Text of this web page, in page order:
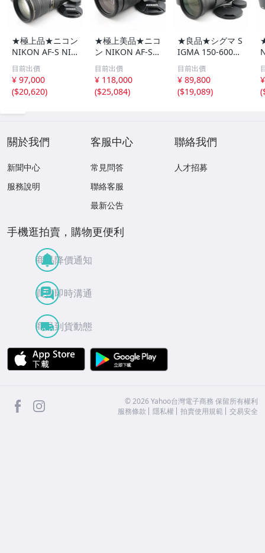
★極上品★ニコン
NIKON AF-S NIK
KOR 70-200mm
F2.8G ED VR II★
I0763＃5506
目前出價
¥ 97,000
($20,620)
★極上美品★ニコ
ン NIKON AF-S
NIKKOR 200-500
mm F5.6E ED VR
★ I0790＃5487
目前出價
¥ 118,000
($25,084)
★良品★シグマ S
IGMA 150-600m
m F5-6.3 DG OS
HSM Contempor
ary NIKON ニコ
ン用★ I0768＃
目前出價
¥ 89,800
($19,089)
(
關於我們
新聞中心
服務說明
客服中心
常見問答
聯絡客服
最新公告
聯絡我們
人才招募
手機逛拍賣，購物更便利
商品降價通知
買賣即時溝通
商品到貨動態
APP Store
facebook ©2026 Yahoo台灣電子商務 保留所有權利
服務條款
隱私權 拍賣使用規範 交易安全